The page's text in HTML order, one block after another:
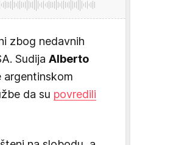
zbog nedavnih
Sudija Alberto
argentinskom
da su povredili